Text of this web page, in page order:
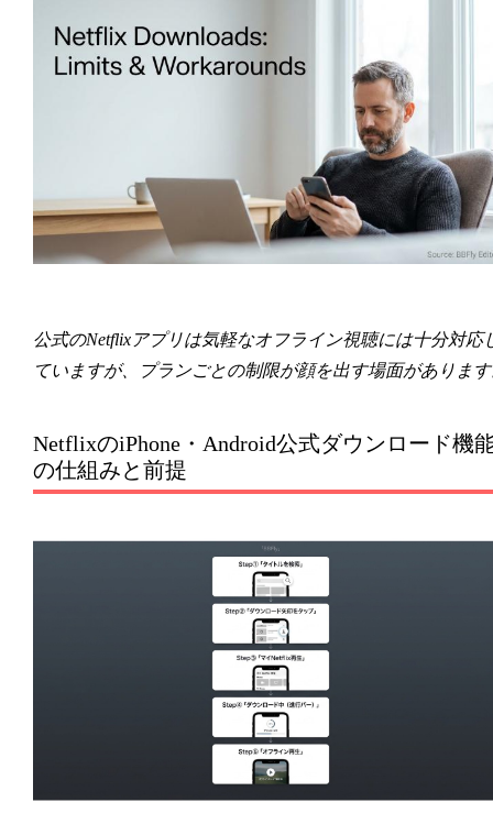
公式のNetflixアプリは気軽なオフライン視聴には十分対応
ていますが、プランごとの制限が顔を出す場面がありま
NetflixのiPhone・Android公式ダウンロード機
の仕組みと前提